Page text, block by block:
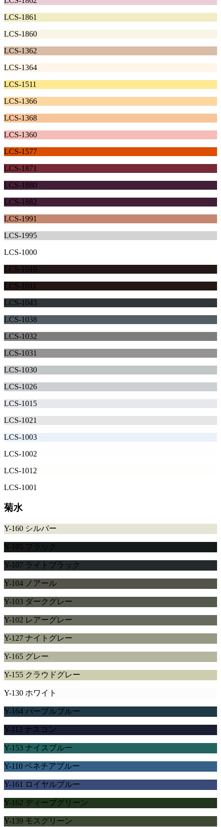
LCS-1861
LCS-1860
LCS-1362
LCS-1364
LCS-1511
LCS-1366
LCS-1368
LCS-1360
LCS-1577
LCS-1871
LCS-1880
LCS-1882
LCS-1991
LCS-1995
LCS-1000
LCS-1010
LCS-1011
LCS-1043
LCS-1038
LCS-1032
LCS-1031
LCS-1030
LCS-1026
LCS-1015
LCS-1021
LCS-1003
LCS-1002
LCS-1012
LCS-1001
菊水
Y-160 シルバー
Y-105 ブラック
Y-107 ライトブラック
Y-104 ノアール
Y-103 ダークグレー
Y-102 レアーグレー
Y-127 ナイトグレー
Y-165 グレー
Y-155 クラウドグレー
Y-130 ホワイト
Y-164 パープルブルー
Y-112 ナスコン
Y-153 ナイスブルー
Y-110 ベネチアブルー
Y-161 ロイヤルブルー
Y-162 ディープグリーン
Y-139 モスグリーン